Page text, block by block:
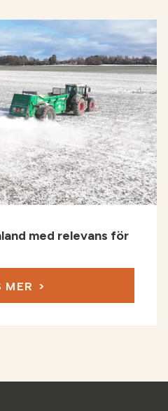
med relevans för
MER